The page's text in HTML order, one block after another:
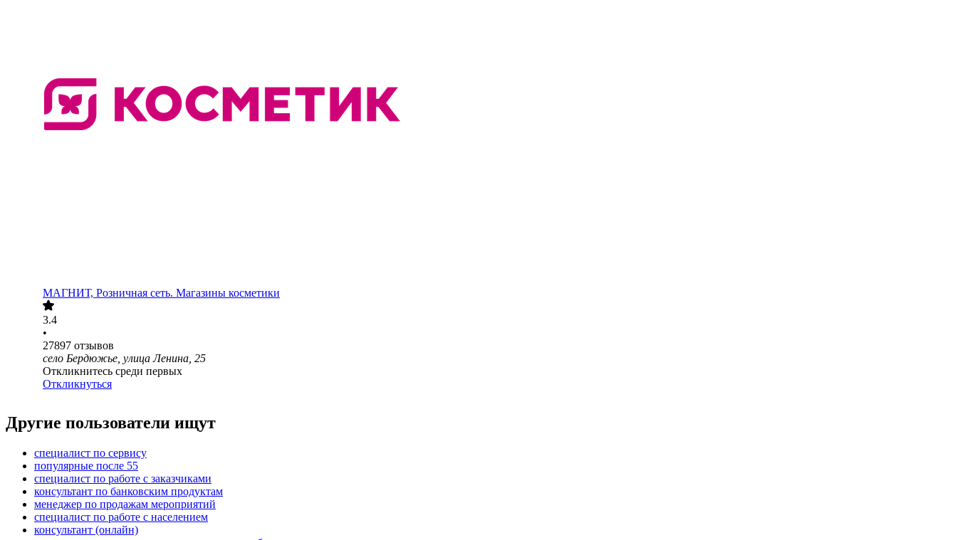
МАГНИТ, Розничная сеть. Магазины косметики
3.4
•
27897 отзывов
село Бердюжье, улица Ленина, 25
Откликнитесь среди первых
Откликнуться
Другие пользователи ищут
специалист по сервису
популярные после 55
специалист по работе с заказчиками
консультант по банковским продуктам
менеджер по продажам мероприятий
специалист по работе с населением
консультант (онлайн)